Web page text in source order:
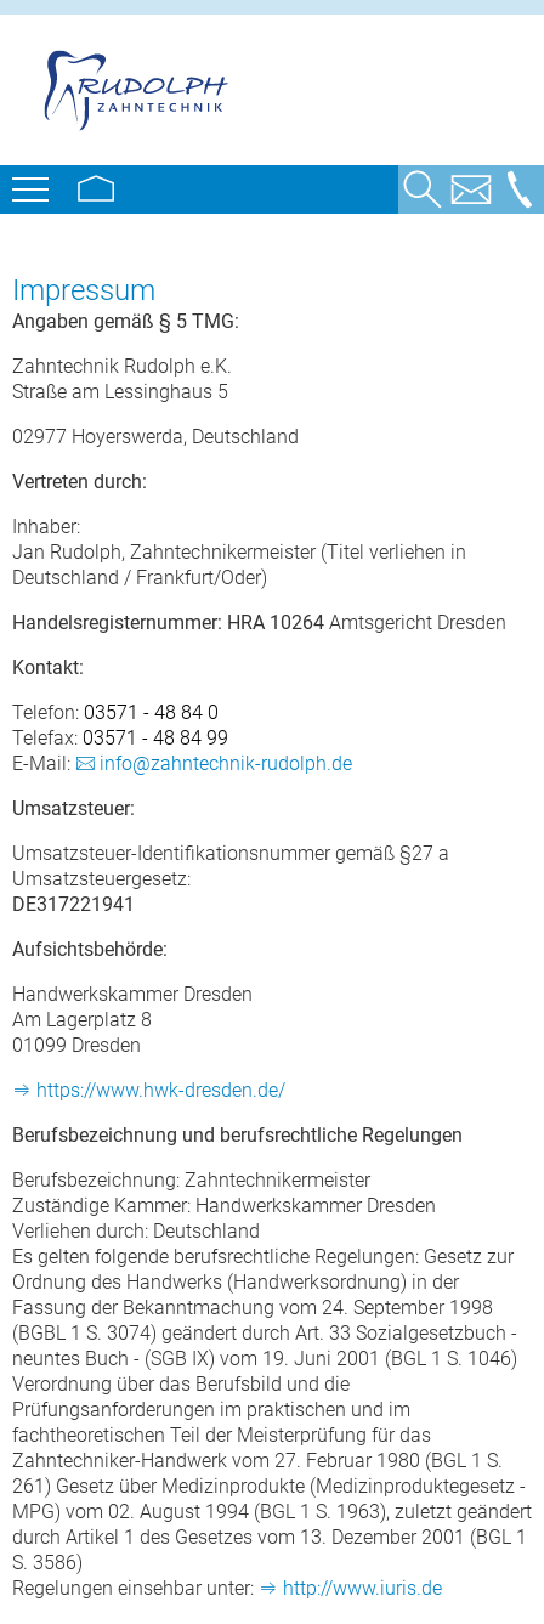
EXAKT WAS ICH BRAUCHE
MATERIALIEN
QUALITÄT & GARANTIE
für PATIENTEN
EXAKT WAS ICH BRAUCHE
BERATUNG & SERVICE
MATERIALIEN
SEMINARE
SPEZIALITÄTEN
TAP® -SCHIENEN
VALPLAST
PEEK
CODIAGNOSTIX
RUDOLPH
ÜBER UNS
IHRE ANSPRECHPARTNER
HISTORIE
ZERTIFIZIERUNG
25 JAHRE COMPEDENT-MITGLIEDSCHAFT
SÄCHSISCHER MEILENSTEIN
KARRIERE
Impressum
Angaben gemäß § 5 TMG:
Zahntechnik Rudolph e.K.
Straße am Lessinghaus 5
02977 Hoyerswerda, Deutschland
Vertreten durch:
Inhaber:
Jan Rudolph, Zahntechnikermeister (Titel verliehen in
Deutschland / Frankfurt/Oder)
Handelsregisternummer: HRA 10264 Amtsgericht Dresden
Kontakt:
Telefon: 03571 - 48 84 0
Telefax: 03571 - 48 84 99
E-Mail:
info@zahntechnik-rudolph.de
Umsatzsteuer:
Umsatzsteuer-Identifikationsnummer gemäß §27 a
Umsatzsteuergesetz:
DE317221941
Aufsichtsbehörde:
Handwerkskammer Dresden
Am Lagerplatz 8
01099 Dresden
https://www.hwk-dresden.de/
Berufsbezeichnung und berufsrechtliche Regelungen
Berufsbezeichnung: Zahntechnikermeister
Zuständige Kammer: Handwerkskammer Dresden
Verliehen durch: Deutschland
Es gelten folgende berufsrechtliche Regelungen: Gesetz zur
Ordnung des Handwerks (Handwerksordnung) in der
Fassung der Bekanntmachung vom 24. September 1998
(BGBL 1 S. 3074) geändert durch Art. 33 Sozialgesetzbuch -
neuntes Buch - (SGB IX) vom 19. Juni 2001 (BGL 1 S. 1046)
Verordnung über das Berufsbild und die
Prüfungsanforderungen im praktischen und im
fachtheoretischen Teil der Meisterprüfung für das
Zahntechniker-Handwerk vom 27. Februar 1980 (BGL 1 S.
261) Gesetz über Medizinprodukte (Medizinproduktegesetz -
MPG) vom 02. August 1994 (BGL 1 S. 1963), zuletzt geändert
durch Artikel 1 des Gesetzes vom 13. Dezember 2001 (BGL 1
S. 3586)
Regelungen einsehbar unter:
http://www.iuris.de